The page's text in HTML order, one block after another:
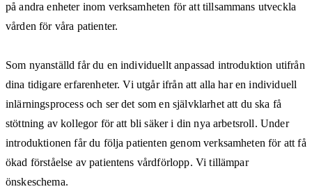
på andra enheter inom verksamheten för att tillsammans utveckla
vården för våra patienter.
Som nyanställd får du en individuellt anpassad introduktion utifrån
dina tidigare erfarenheter. Vi utgår ifrån att alla har en individuell
inlärningsprocess och ser det som en självklarhet att du ska få
stöttning av kollegor för att bli säker i din nya arbetsroll. Under
introduktionen får du följa patienten genom verksamheten för att få
ökad förståelse av patientens vårdförlopp. Vi tillämpar
önskeschema.